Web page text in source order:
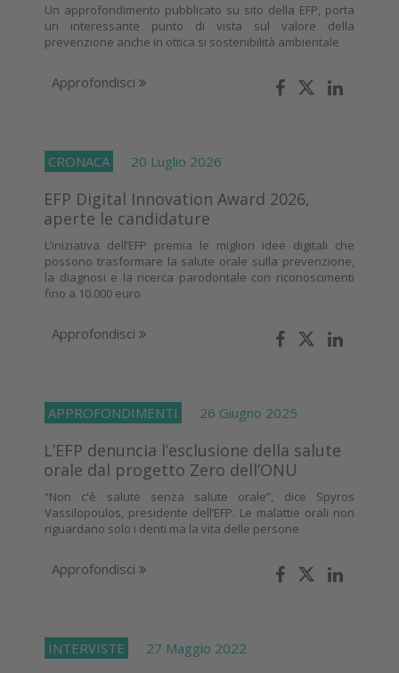
Un approfondimento pubblicato su sito della EFP, porta
un interessante punto di vista sul valore della
prevenzione anche in ottica si sostenibilità ambientale
Approfondisci
CRONACA 20 Luglio 2026
EFP Digital Innovation Award 2026,
aperte le candidature
L’iniziativa dell’EFP premia le migliori idee digitali che
possono trasformare la salute orale sulla prevenzione,
la diagnosi e la ricerca parodontale con riconoscimenti
fino a 10.000 euro
Approfondisci
APPROFONDIMENTI 26 Giugno 2025
L’EFP denuncia l’esclusione della salute
orale dal progetto Zero dell’ONU
“Non c'è salute senza salute orale”, dice Spyros
Vassilopoulos, presidente dell’EFP. Le malattie orali non
riguardano solo i denti ma la vita delle persone
Approfondisci
INTERVISTE 27 Maggio 2022